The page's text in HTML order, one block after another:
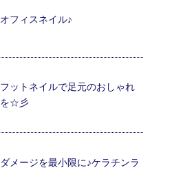
オフィスネイル♪
フットネイルで足元のおしゃれ
を☆彡
ダメージを最小限に♪ケラチンラ